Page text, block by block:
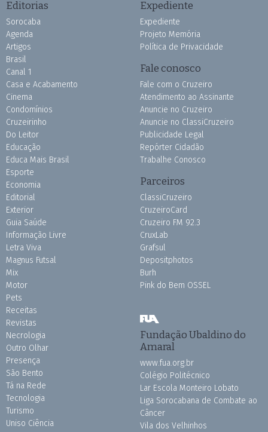
Editorias
Sorocaba
Agenda
Artigos
Brasil
Canal 1
Casa e Acabamento
Cinema
Condomínios
Cruzeirinho
Do Leitor
Educação
Educa Mais Brasil
Esporte
Economia
Editorial
Exterior
Guia Saúde
Informação Livre
Letra Viva
Magnus Futsal
Mix
Motor
Pets
Receitas
Revistas
Necrologia
Outro Olhar
Presença
São Bento
Tá na Rede
Tecnologia
Turismo
Uniso Ciência
Expediente
Expediente
Projeto Memória
Política de Privacidade
Fale conosco
Fale com o Cruzeiro
Atendimento ao Assinante
Anuncie no Cruzeiro
Anuncie no ClassiCruzeiro
Publicidade Legal
Repórter Cidadão
Trabalhe Conosco
Parceiros
ClassiCruzeiro
CruzeiroCard
Cruzeiro FM 92.3
CruxLab
Grafsul
Depositphotos
Burh
Pink do Bem OSSEL
Fundação Ubaldino do
Amaral
www.fua.org.br
Colégio Politécnico
Lar Escola Monteiro Lobato
Liga Sorocabana de Combate ao
Câncer
Vila dos Velhinhos